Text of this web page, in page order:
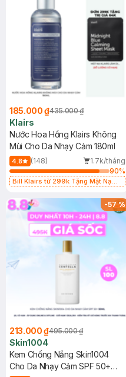
185.000 ₫435.000 ₫
Klairs
Nước Hoa Hồng Klairs Không
Mùi Cho Da Nhạy Cảm 180ml
4.8 (148)
1.7k/tháng
90%
Bill Klairs từ 299k Tặng Mặt Nạ
25ml (SL Có Hạn)
-57%
213.000 ₫495.000 ₫
Skin1004
Kem Chống Nắng Skin1004
Cho Da Nhạy Cảm SPF 50+